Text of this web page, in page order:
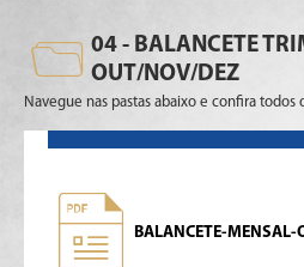
04 - BALANCETE
OUT/NOV/DEZ
Navegue nas pastas abaixo e confira todos
BALANCETE-